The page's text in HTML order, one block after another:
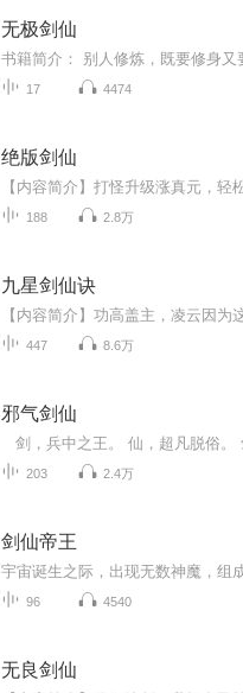
无极剑仙
17 4474
绝版剑仙
188 2.8万
九星剑仙诀
447 8.6万
邪气剑仙
剑，兵中之王。 仙，超凡脱俗。
203 2.4万
剑仙帝王
96 4540
无良剑仙